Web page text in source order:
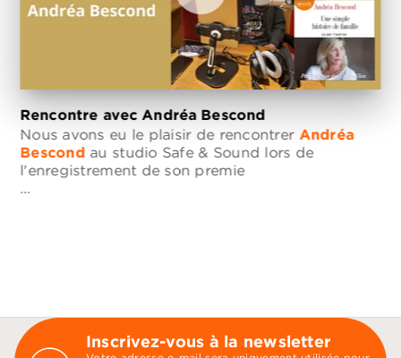
Rencontre avec Andréa Bescond
Nous avons eu le plaisir de rencontrer Andréa
Bescond au studio Safe & Sound lors de
l'enregistrement de son premie
…
Inscrivez-vous à la newsletter